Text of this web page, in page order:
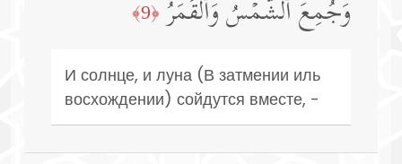
وَجُمِعَ ٱلشَّمۡسُ وَٱلۡقَمَرُ ﴿9﴾
И солнце, и луна (В затмении иль
восхождении) сойдутся вместе, -